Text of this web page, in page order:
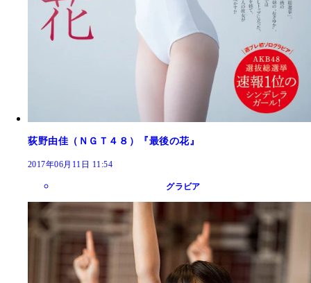
荻野由佳（ＮＧＴ４８）『最後の花』
2017年06月11日 11:54
グラビア